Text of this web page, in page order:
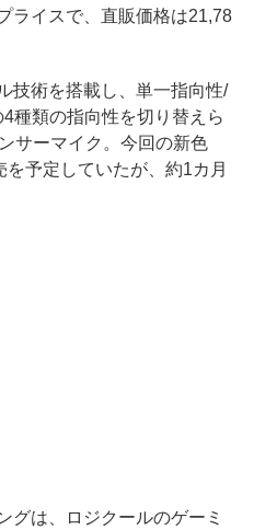
ライスで、直販価格は21,78
技術を搭載し、単一指向性/
種類の指向性を切り替えら
サーマイク。今回の新色
予定していたが、約1カ月
グは、ロジクールのゲーミ